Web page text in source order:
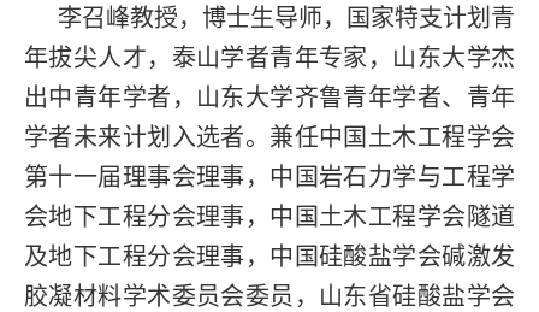
李召峰教授，博士生导师，国家特支计划青
年拔尖人才，泰山学者青年专家，山东大学杰
出中青年学者，山东大学齐鲁青年学者、青年
学者未来计划入选者。兼任中国土木工程学会
第十一届理事会理事，中国岩石力学与工程学
会地下工程分会理事，中国土木工程学会隧道
及地下工程分会理事，中国硅酸盐学会碱激发
胶凝材料学术委员会委员，山东省硅酸盐学会